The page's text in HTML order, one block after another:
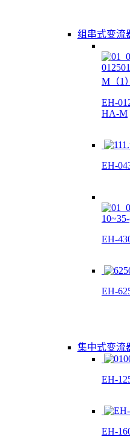
组串式变流
EH-
HA-M
EH-
EH-
EH-
集中式变流
EH-
EH-